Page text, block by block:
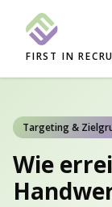
FIRST IN
Targeting &
Wie